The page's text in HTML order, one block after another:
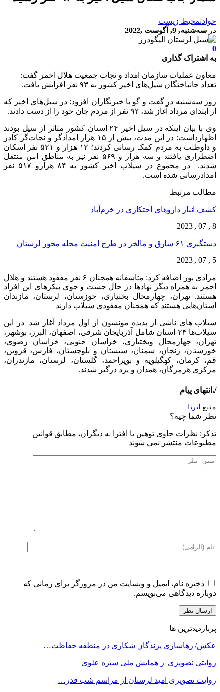
حوادثمحیط زیست
در سه‌شنبه, 9, آگوست ,2022
0
به اشتراک گذاری
معاون عملیات سازمان امداد و نجات جمعیت هلال احمر گفت:
تعداد جانباختگان سیل‌های اخیر کشور به ۹۳ نفر افزایش یافت.
روز سه‌شنبه در گفت و گو با خبرنگاران افزود: در سیل‌های اخیر که
از ابتدای مرداد آغاز شد، ۹۳ نفر از مردم جان خود را از دست دادند.
وی با بیان اینکه در سیل اخیر ۲۴ استان کشور متاثر از سیل بودند
اظهارداشت: در این مدت، بیش از ۱۵ هزار امدادگر و نجات‌گر کادر
و داوطلب به مردم کمک رسانی کردند؛ ۱۲ هزار و ۵۲۱ نفر اسکان
اضطراری یافتند و سه هزار و ۵۶۹ نفر نیز به مناطق امن منتقل
شدند. در مجموع در سیلاب اخیر کشور به ۸۴ هزارو ۵۱۷ نفر
امدادرسانی شده است.
مطالب مرتبط
کشف انبار داروهای احتکاری در خرم‌آباد
8 , 07 , 2023
دستگیری ۶۱ سارق و مالخر در طرح امنیت محله محور لرستان
5 , 07 , 2023
مرادی پور اضافه کرد: متاسفانه همچنان ۶ نفر مفقود هستند و هلال
احمر به همراه دیگر نهادها در حال جست و جوی پیکرهای این افراد
هستند. تهران، چهارمحال بختیاری، خوزستان، لرستان، ‌مازندان
استان‌هایی هستند که همچنان مفقودی سیلاب دارند.
سیلاب های ناشی از پدیده مونسون از اول مرداد آغاز شد. در این
سیلاب‌ها ۲۴ استان شامل آذربایجان شرقی، اصفهان، البرز، بوشهر،
تهران، چهارمحال وبختیاری، خراسان جنوبی، خراسان رضوی،
خوزستان، زنجان، سمنان، سیستان و بلوچستان، فارس، قزوین،
قم، کرمان، کهگیلویه و بویراحمد، گلستان، لرستان، مازندران،
مرکزی هرمزگان، همدان و یزد درگیر شدند.
/.انتهای پیام
منبع ایرنا
نظر شما چیه؟
تذكر: نظرات حاوی توهين يا افترا به ديگران، مطابق قوانين
مطبوعات منتشر نمی شوند
ذخیره نام، ایمیل و وبسایت من در مرورگر برای زمانی که
دوباره دیدگاهی می‌نویسم.
پربازدیدترین ها
عکس/ رهاسازی پرندگان شکاری در منطقه حفاظت…
روایتی تصویری از همایش ملی سیره علوی
روایت تصویری امید لرستان از مراسم شب قدر…